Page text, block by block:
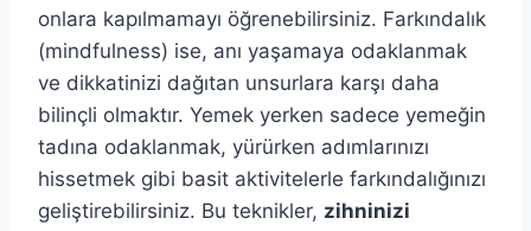
onlara kapılmamayı öğrenebilirsiniz. Farkındalık
(mindfulness) ise, anı yaşamaya odaklanmak
ve dikkatinizi dağıtan unsurlara karşı daha
bilinçli olmaktır. Yemek yerken sadece yemeğin
tadına odaklanmak, yürürken adımlarınızı
hissetmek gibi basit aktivitelerle farkındalığınızı
geliştirebilirsiniz. Bu teknikler, zihninizi